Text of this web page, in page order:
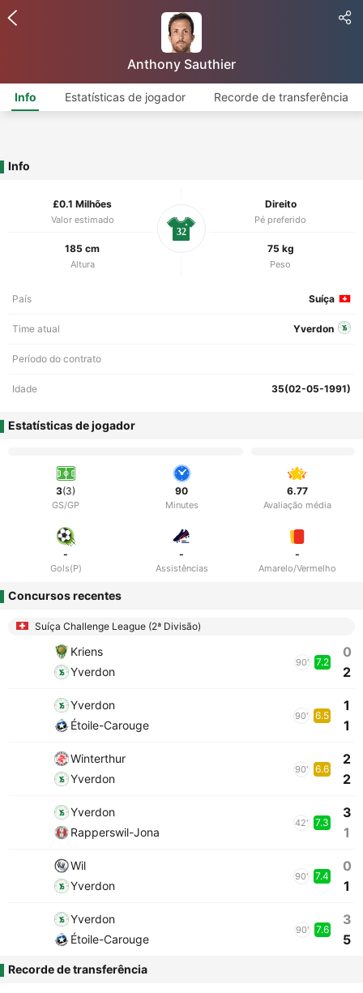
Anthony Sauthier
Info Estatísticas de jogador Recorde de transferência
Info
£0.1 Milhões
Valor estimado
Direito
Pé preferido
185 cm
Altura
75 kg
Peso
32
País Suíça
Time atual Yverdon
Período do contrato
Idade 35(02-05-1991)
Estatísticas de jogador
3(3)
GS/GP
90
Minutes
6.77
Avaliação média
-
Gols(P)
-
Assistências
-
Amarelo/Vermelho
Concursos recentes
Suíça Challenge League (2ª Divisão)
Kriens
Yverdon
90' 7.2
0
2
Yverdon
Étoile-Carouge
90' 6.5
1
1
Winterthur
Yverdon
90' 6.6
2
2
Yverdon
Rapperswil-Jona
42' 7.3
3
1
Wil
Yverdon
90' 7.4
0
1
Yverdon
Étoile-Carouge
90' 7.6
3
5
Recorde de transferência